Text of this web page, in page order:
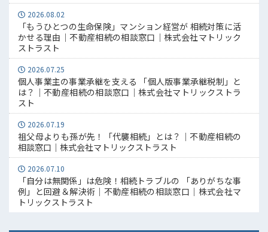
2026.08.02
「もうひとつの生命保険」マンション経営が 相続対策に活
かせる理由｜不動産相続の相談窓口｜株式会社マトリック
ストラスト
2026.07.25
個人事業主の事業承継を支える 「個人版事業承継税制」と
は？｜不動産相続の相談窓口｜株式会社マトリックストラ
スト
2026.07.19
祖父母よりも孫が先！「代襲相続」とは？｜不動産相続の
相談窓口｜株式会社マトリックストラスト
2026.07.10
「自分は無関係」は危険！相続トラブルの 「ありがちな事
例」と回避＆解決術｜不動産相続の相談窓口｜株式会社マ
トリックストラスト